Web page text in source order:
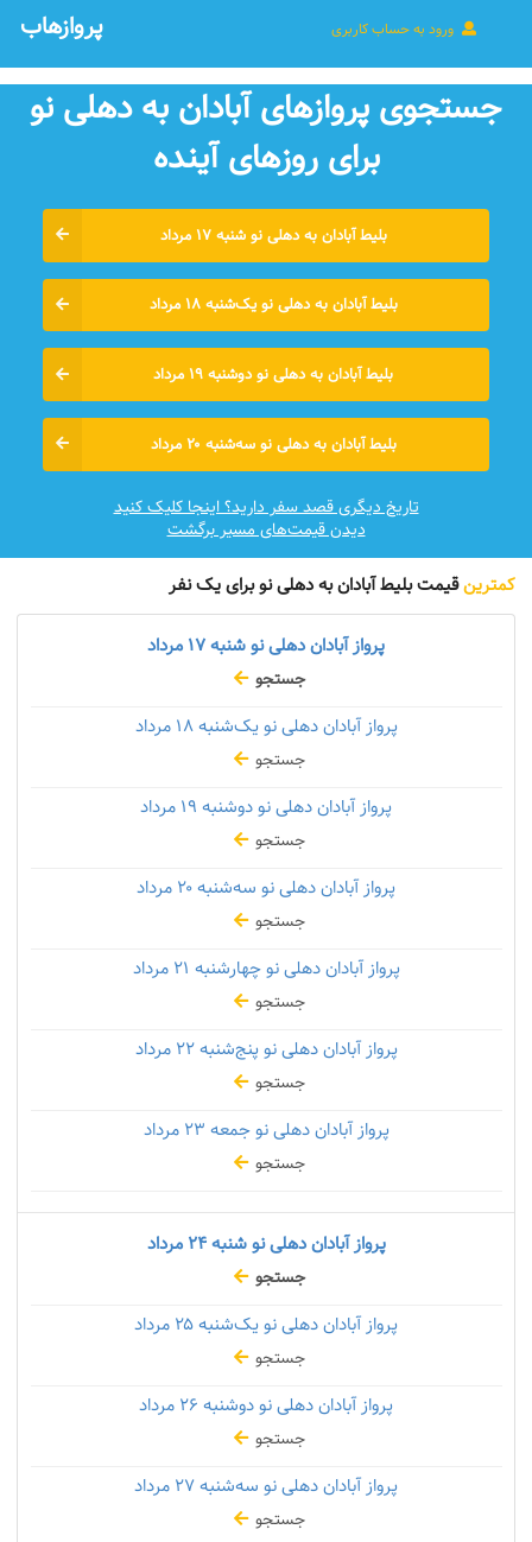
ورود به حساب کاربری پروازهاب
جستجوی پروازهای آبادان به دهلی نو
برای روزهای آينده
بلیط آبادان به دهلی نو شنبه ۱۷ مرداد
بلیط آبادان به دهلی نو یک‌شنبه ۱۸ مرداد
بلیط آبادان به دهلی نو دوشنبه ۱۹ مرداد
بلیط آبادان به دهلی نو سه‌شنبه ۲۰ مرداد
تاریخ دیگری قصد سفر دارید؟ اینجا کلیک کنید
دیدن قیمت‌های مسیر برگشت
کمترینقیمت بلیط آبادان به دهلی نو برای یک نفر
پرواز آبادان دهلی نو شنبه
جستجو
پرواز آبادان دهلی نو یک‌شنبه۱۸ مرداد
جستجو
پرواز آبادان دهلی نو دوشنبه
جستجو
پرواز آبادان دهلی نو سه‌شنبه
جستجو
پرواز آبادان دهلی نو چهارشنبه
جستجو
پرواز آبادان دهلی نو پنج‌شنبه۲۲ مرداد
جستجو
پرواز آبادان دهلی نو جمعه
جستجو
پرواز آبادان دهلی نو شنبه۲۴ مرداد
جستجو
پرواز آبادان دهلی نو یک‌شنبه
جستجو
پرواز آبادان دهلی نو دوشنبه
جستجو
پرواز آبادان دهلی نو سه‌شنبه
جستجو